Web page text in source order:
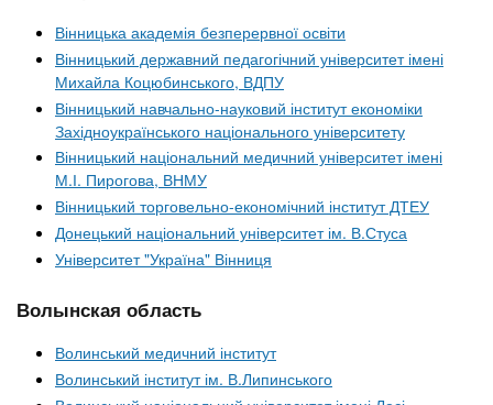
Вінницька академія безперервної освіти
Вінницький державний педагогічний університет імені
Михайла Коцюбинського, ВДПУ
Вінницький навчально-науковий інститут економіки
Західноукраїнського національного університету
Вінницький національний медичний університет імені
М.І. Пирогова, ВНМУ
Вінницький торговельно-економічний інститут ДТЕУ
Донецький національний університет ім. В.Стуса
Університет "Україна" Вінниця
Волынская область
Волинський медичний інститут
Волинський інститут ім. В.Липинського